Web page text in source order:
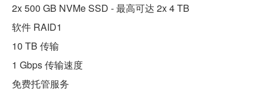
2x 500 GB NVMe SSD - 最高可达 2x 4 TB
软件 RAID1
10 TB 传输
1 Gbps 传输速度
免费托管服务